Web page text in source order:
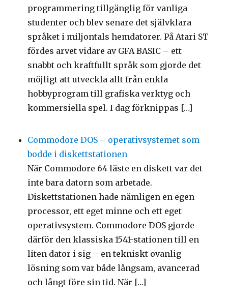
programmering tillgänglig för vanliga
studenter och blev senare det självklara
språket i miljontals hemdatorer. På Atari ST
fördes arvet vidare av GFA BASIC – ett
snabbt och kraftfullt språk som gjorde det
möjligt att utveckla allt från enkla
hobbyprogram till grafiska verktyg och
kommersiella spel. I dag förknippas […]
Commodore DOS – operativsystemet som
bodde i diskettstationen
När Commodore 64 läste en diskett var det
inte bara datorn som arbetade.
Diskettstationen hade nämligen en egen
processor, ett eget minne och ett eget
operativsystem. Commodore DOS gjorde
därför den klassiska 1541-stationen till en
liten dator i sig – en tekniskt ovanlig
lösning som var både långsam, avancerad
och långt före sin tid. När […]